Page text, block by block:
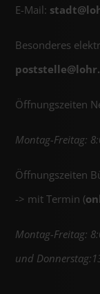
E-Mail: stadt@
Besonderes
poststelle@
Öffnungszeiten
Montag-Freitag:
Öffnungszeiten
-> mit Termin (
Montag-Freitag:
und